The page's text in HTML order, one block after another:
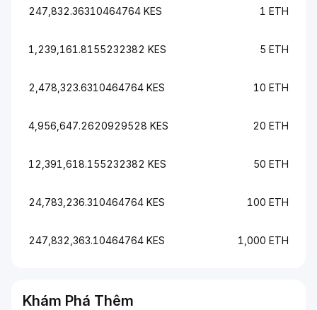
247,832.36310464764 KES 1 ETH
1,239,161.8155232382 KES 5 ETH
2,478,323.6310464764 KES 10 ETH
4,956,647.2620929528 KES 20 ETH
12,391,618.155232382 KES 50 ETH
24,783,236.310464764 KES 100 ETH
247,832,363.10464764 KES 1,000 ETH
Khám Phá Thêm